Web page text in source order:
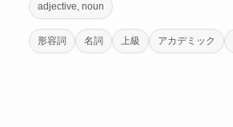
adjective, noun
形容詞 名詞 上級 アカデミック